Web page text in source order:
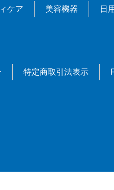
ケア 美容機器 日
特定商取引法表示